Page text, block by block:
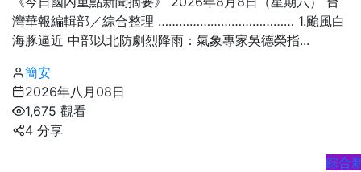
灣華報編輯部／綜合整理 ………………………………… 1.颱風白
海豚逼近 中部以北防劇烈降雨：​氣象專家吳德榮指...
簡安
2026年八月08日
1,675 觀看
4 分享
綜合